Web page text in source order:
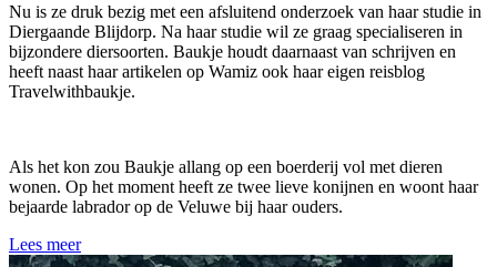
Nu is ze druk bezig met een afsluitend onderzoek van haar studie in
Diergaande Blijdorp. Na haar studie wil ze graag specialiseren in
bijzondere diersoorten. Baukje houdt daarnaast van schrijven en
heeft naast haar artikelen op Wamiz ook haar eigen reisblog
Travelwithbaukje.
Als het kon zou Baukje allang op een boerderij vol met dieren
wonen. Op het moment heeft ze twee lieve konijnen en woont haar
bejaarde labrador op de Veluwe bij haar ouders.
Lees meer